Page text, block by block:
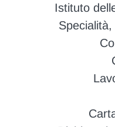
Istituto